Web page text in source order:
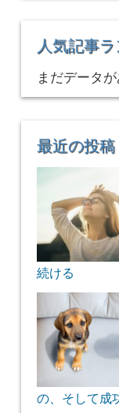
人気記事
まだデータが
最近の投稿
続ける
の、そして成